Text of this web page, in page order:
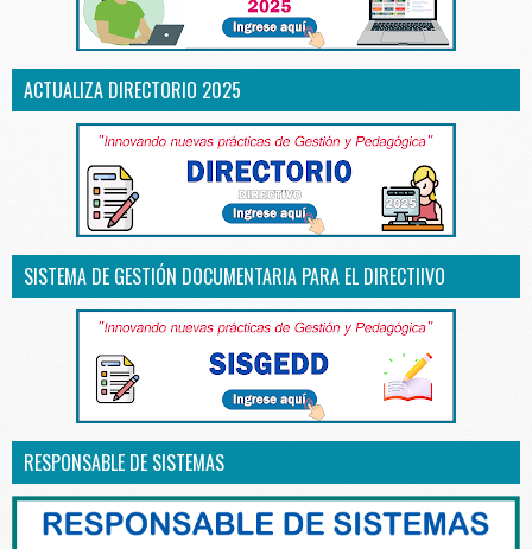
ACTUALIZA DIRECTORIO 2025
SISTEMA DE GESTIÓN DOCUMENTARIA PARA EL DIRECTIIVO
RESPONSABLE DE SISTEMAS